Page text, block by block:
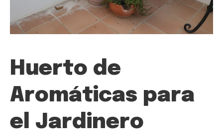
Huerto de
Aromáticas para
el Jardinero